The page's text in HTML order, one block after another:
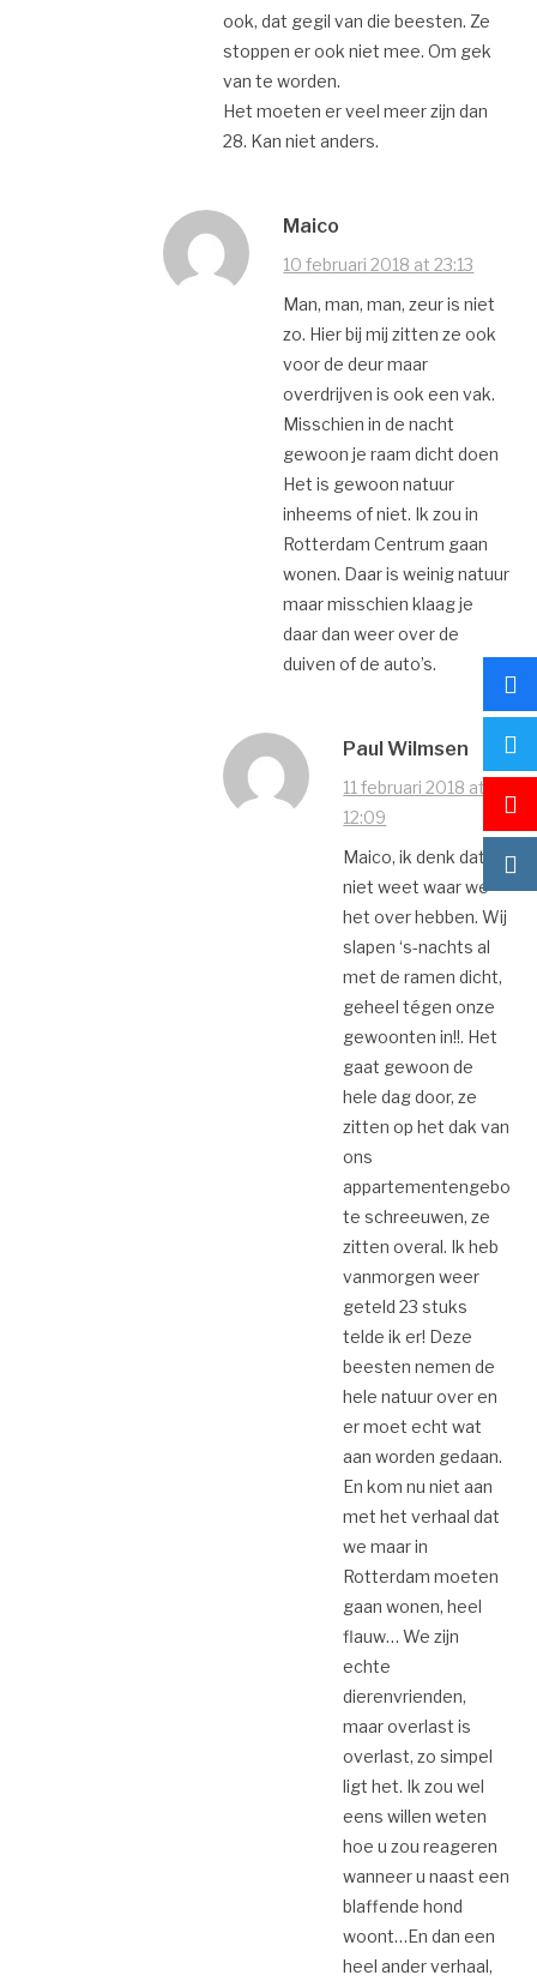
ook, dat gegil van die beesten. Ze
stoppen er ook niet mee. Om gek
van te worden.
Het moeten er veel meer zijn dan
28. Kan niet anders.
Maico
10 februari 2018 at 23:13
Man, man, man, zeur is niet
zo. Hier bij mij zitten ze ook
voor de deur maar
overdrijven is ook een vak.
Misschien in de nacht
gewoon je raam dicht doen
Het is gewoon natuur
inheems of niet. Ik zou in
Rotterdam Centrum gaan
wonen. Daar is weinig natuur
maar misschien klaag je
daar dan weer over de
duiven of de auto’s.
Paul Wilmsen
11 februari 2018 at
12:09
Maico, ik denk dat u
niet weet waar we
het over hebben. Wij
slapen ‘s-nachts al
met de ramen dicht,
geheel tégen onze
gewoonten in!!. Het
gaat gewoon de
hele dag door, ze
zitten op het dak van
ons
appartementengebouw
te schreeuwen, ze
zitten overal. Ik heb
vanmorgen weer
geteld 23 stuks
telde ik er! Deze
beesten nemen de
hele natuur over en
er moet echt wat
aan worden gedaan.
En kom nu niet aan
met het verhaal dat
we maar in
Rotterdam moeten
gaan wonen, heel
flauw… We zijn
echte
dierenvrienden,
maar overlast is
overlast, zo simpel
ligt het. Ik zou wel
eens willen weten
hoe u zou reageren
wanneer u naast een
blaffende hond
woont…En dan een
heel ander verhaal,